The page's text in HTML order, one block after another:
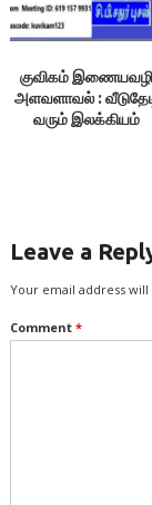
குவிகம் இணையவழி
அளவளாவல் :
வரும் இலக்கியம்
Leave a
Your email address will
Comment *